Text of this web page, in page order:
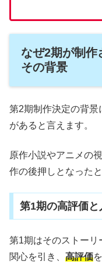
なぜ2期が制作
その背景
第2期制作決定の背景
があると言えます。
原作小説やアニメの
作の後押しとなった
第1期の高評価と
第1期はそのストー
関心を引き、 高評価